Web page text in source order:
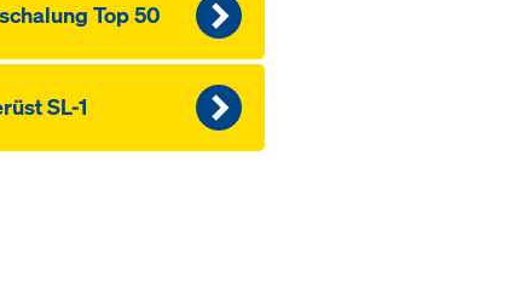
Top 50
SL-1